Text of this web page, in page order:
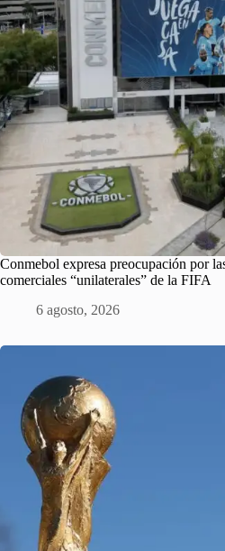
Conmebol expresa preocupación por
comerciales “unilaterales” de la FIFA
6 agosto, 2026